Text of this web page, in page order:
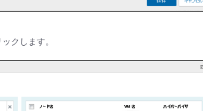
クします。